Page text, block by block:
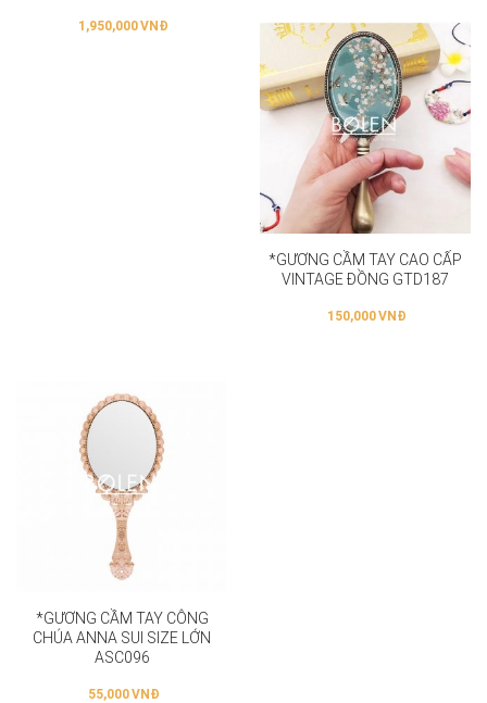
1,950,000VNĐ
*GƯƠNG CẦM TAY CAO CẤP
VINTAGE ĐỒNG GTD187
150,000VNĐ
*GƯƠNG CẦM TAY CÔNG
CHÚA ANNA SUI SIZE LỚN
ASC096
55,000VNĐ